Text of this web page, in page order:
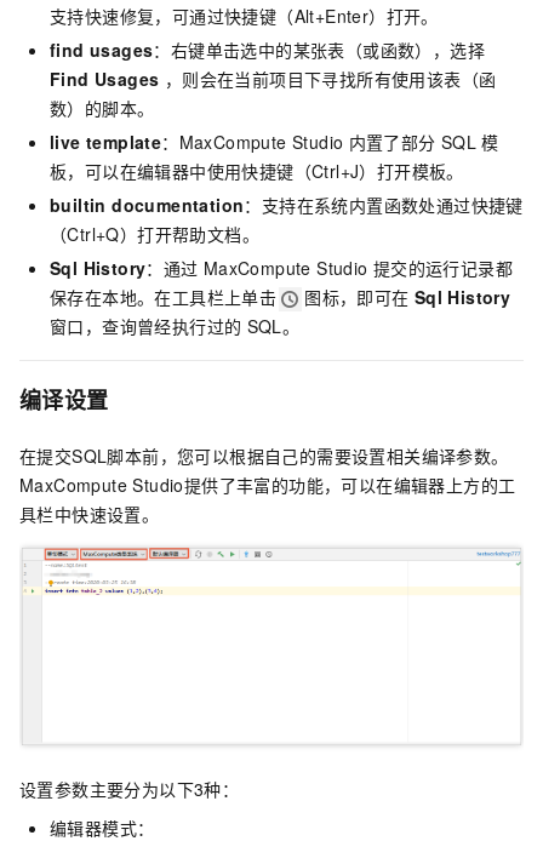
支持快速修复，可通过快捷键（Alt+Enter）打开。
find usages：右键单击选中的某张表（或函数），选择
Find Usages ，则会在当前项目下寻找所有使用该表（函
数）的脚本。
live template：MaxCompute Studio 内置了部分 SQL 模
板，可以在编辑器中使用快捷键（Ctrl+J）打开模板。
builtin documentation：支持在系统内置函数处通过快捷键
（Ctrl+Q）打开帮助文档。
Sql History：通过 MaxCompute Studio 提交的运行记录都
保存在本地。在工具栏上单击
图标，即可在 Sql History
窗口，查询曾经执行过的 SQL。
编译设置
在提交SQL脚本前，您可以根据自己的需要设置相关编译参数。
MaxCompute Studio提供了丰富的功能，可以在编辑器上方的工
具栏中快速设置。
设置参数主要分为以下3种：
编辑器模式：